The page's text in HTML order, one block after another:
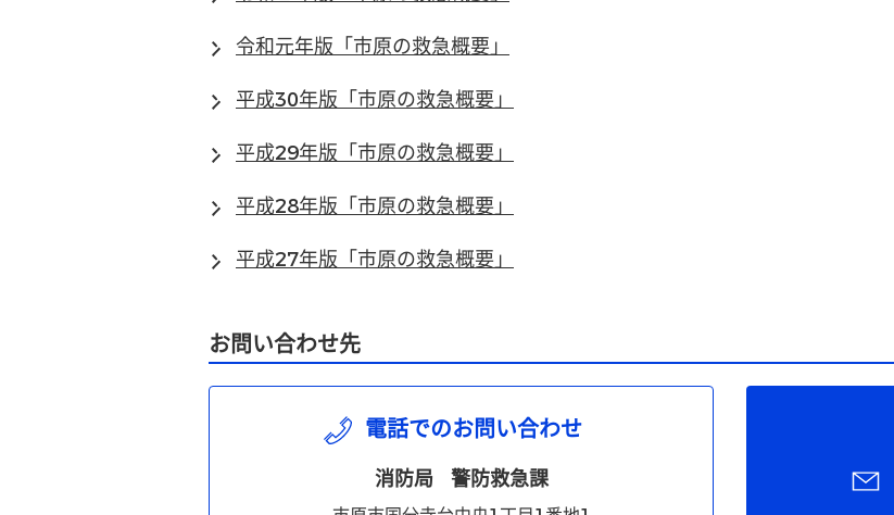
令和元年版「市原の救急概要」
平成30年版「市原の救急概要」
平成29年版「市原の救急概要」
平成28年版「市原の救急概要」
平成27年版「市原の救急概要」
お問い合わせ先
電話でのお問い合わせ
消防局 警防救急課